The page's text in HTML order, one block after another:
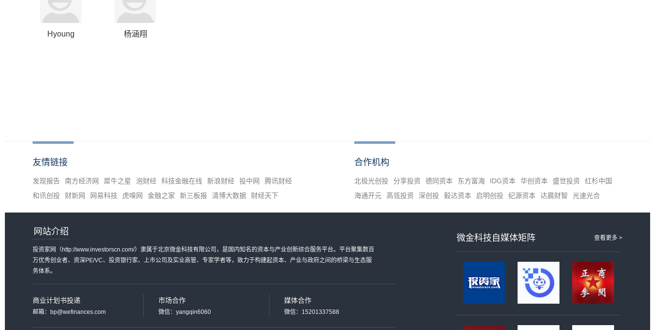
Hyoung 杨涵翔
友情链接
发现报告 南方经济网 犀牛之星 泡财经 科技金融在线 新浪财经 投中网
腾讯财经
和讯创投
财新网 网易科技 虎嗅网 金融之家 新三板报 清博大数据 财经天下
合作机构
北极光创投 分享投资 德同资本 东方富海 IDG资本 华创资本 盛世投资
红杉中国
海通开元
高瓴投资 深创投 毅达资本 启明创投 纪源资本 达晨财智 光速光合
网站介绍
投资家网（http://www.investorscn.com/）隶属于北京微金科技有限公司，是国内知名的资本与产业创新综合服务平台。平台聚集数百
万优秀创业者、资深PE/VC、投资银行家、上市公司及实业高管、专家学者等，致力于构建起资本、产业与政府之间的桥梁与生态服
务体系。
商业计划书投递
邮箱：bp@wefinances.com
市场合作
微信：yangqin6060
媒体合作
微信：15201337588
查看更多 >
微金科技自媒体矩阵